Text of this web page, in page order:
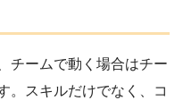
チームで動く場合はチー
。スキルだけでなく、コ